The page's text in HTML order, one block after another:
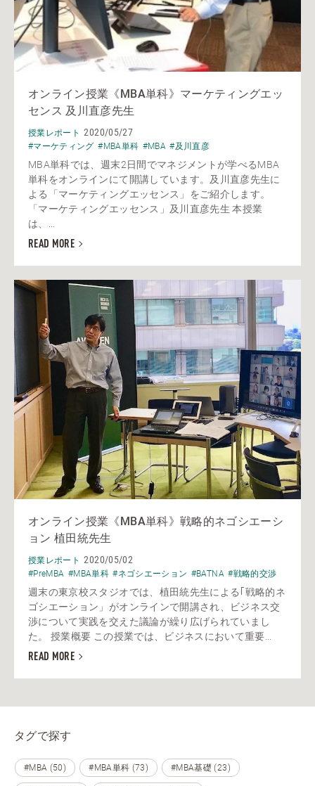
オンライン授業《MBA単科》マーケティングエッ
センス 及川直彦先生
授業レポート 2020/05/27
#マーケティング #MBA単科 #MBA #及川直彦
MBA単科では、週末2日間でマネジメントが学べるMBA
単科をオンラインにて開講しています。及川直彦先生に
よる「マーケティングエッセンス」をご紹介します。
「マーケティングエッセンス」及川直彦先生 本授業
は、...
READ MORE
オンライン授業《MBA単科》戦略的ネゴシエーシ
ョン 植田統先生
授業レポート 2020/05/02
#PreMBA #MBA単科 #ネゴシエーション #BATNA #戦略的交渉
週末の東京校スタジオでは、植田統先生による｢戦略的ネ
ゴシエーション」がオンラインで開講され、ビジネス交
渉について実践を交えた議論が繰り広げられていまし
た。 授業概要 この授業では、ビジネスにおいて重要...
READ MORE
タグで探す
#MBA (50) #MBA単科 (73) #MBA基礎 (23)